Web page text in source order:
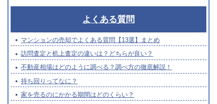
よくある質問
マンションの売却でよくある質問【13選】まとめ
訪問査定と机上査定の違いは？どちらが良い？
不動産相場はどのように調べる？調べ方の徹底解説！
持ち回りってなに？
家を売るのにかかる期間はどのくらい？